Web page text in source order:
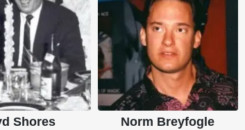
Shores Norm Breyfogle